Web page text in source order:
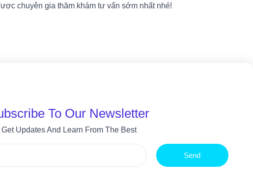
chuyên gia thăm khám tư vấn sớm nhất nhé!
To Our Newsletter
Get Updates And Learn From The Best
Send